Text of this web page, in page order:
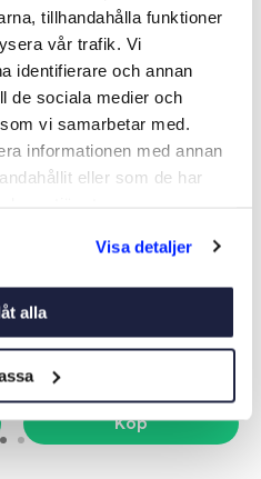
tillhandahålla funktioner
vår trafik. Vi
identifierare och annan
de sociala medier och
vi samarbetar med.
informationen med annan
eller som de har
Visa detaljer
alla
GÅNGJÄRN 4217 TOALETT
Art nr: 05191
309 kr
Köp